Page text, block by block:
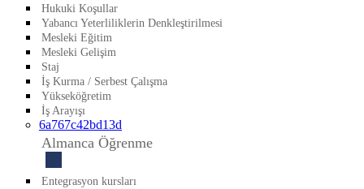
Hukuki Koşullar
Yabancı Yeterliliklerin Denkleştirilmesi
Mesleki Eğitim
Mesleki Gelişim
Staj
İş Kurma / Serbest Çalışma
Yükseköğretim
İş Arayışı
6a767c42bd13d
Almanca Öğrenme
Entegrasyon kursları